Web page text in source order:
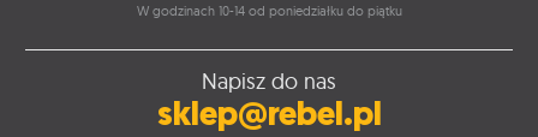
W godzinach 10-14 od poniedziałku do piątku
Napisz do nas
sklep@rebel.pl